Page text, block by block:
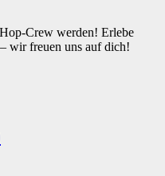
Crew werden! Erlebe
wir freuen uns auf dich!